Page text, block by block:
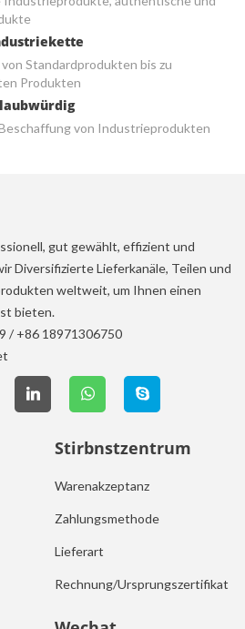
Standardprodukten bis zu
Produkten
von Industrieprodukten
gut gewählt, effizient und
Diversifizierte Lieferkanäle, Teilen und
weltweit, um Ihnen einen
bieten.
/ +86 18971306750
Stirbnstzentrum
Warenakzeptanz
Zahlungsmethode
Lieferart
Rechnung/Ursprungszertifikat